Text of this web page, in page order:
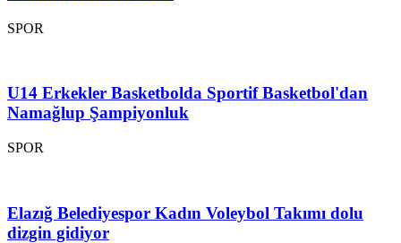
SPOR
U14 Erkekler Basketbolda Sportif Basketbol'dan
Namağlup Şampiyonluk
SPOR
Elazığ Belediyespor Kadın Voleybol Takımı dolu
dizgin gidiyor